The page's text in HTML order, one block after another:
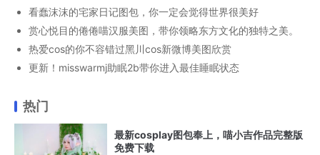
看蠢沫沫的宅家日记图包，你一定会觉得世界很美好
赏心悦目的倦倦喵汉服美图，带你领略东方文化的独特之美。
热爱cos的你不容错过黑川cos新微博美图欣赏
更新！misswarmj助眠2b带你进入最佳睡眠状态
热门
最新cosplay图包奉上，喵小吉作品完整版
免费下载